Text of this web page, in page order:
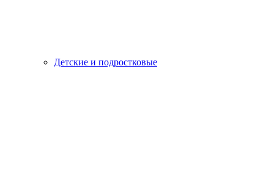
Детские и подростковые